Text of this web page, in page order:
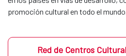
promoción cultural en todo el
Red de Centros